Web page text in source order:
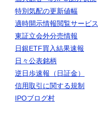
特別気配の更新値幅
適時開示情報閲覧サービス
東証立会外分売情報
日銀ETF買入結果速報
日々公表銘柄
逆日歩速報（日証金）
信用取引に関する規制
IPOブログ村